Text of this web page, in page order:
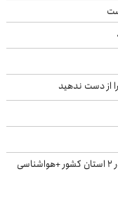
نفوذ جریان بارش‌زا به کشور؛ امشب بارش باران در ۲ استان کشور +هواشناسی